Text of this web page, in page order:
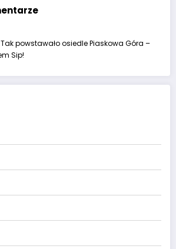
Tak powstawało osiedle Piaskowa Góra –
Sip!